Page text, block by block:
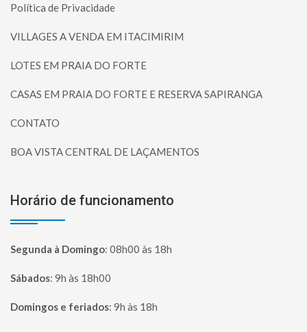
Política de Privacidade
VILLAGES A VENDA EM ITACIMIRIM
LOTES EM PRAIA DO FORTE
CASAS EM PRAIA DO FORTE E RESERVA SAPIRANGA
CONTATO
BOA VISTA CENTRAL DE LAÇAMENTOS
Horário de funcionamento
Segunda à Domingo: 08h00 às 18h
Sábados: 9h às 18h00
Domingos e feriados: 9h às 18h